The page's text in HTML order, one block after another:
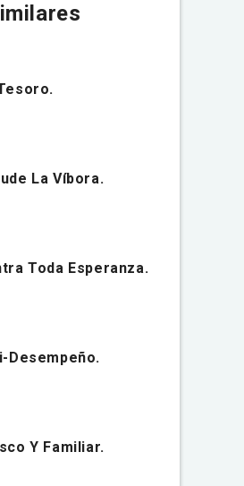
La Víbora.
Toda Esperanza.
Desempeño.
Y Familiar.